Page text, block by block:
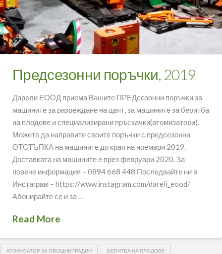
Предсезонни поръчки, 2019
Дарели ЕООД приема Вашите ПРЕДсезонни поръчки за
машините за разреждане на цвят, за машините за беритба
на плодове и специализирани пръскачки(атомизатори).
Можете да направите своите поръчки с предсезонна
ОТСТЪПКА на машините до края на ноември 2019.
Доставката на машините е през февруари 2020. За
повече информация – 0894 668 448 Последвайте ни в
Инстаграм – https://www.instagram.com/dareli_eood/
Абонирайте се и за …
Read More
АТОМИЗАТОР ЗА ОВОЩНИ ГРАДИН БЕРИТБА НА ПЛОДОВЕ